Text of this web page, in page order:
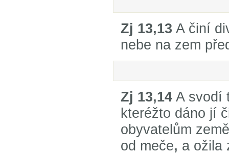
Zj 13,13 A činí
nebe na zem
Zj 13,14 A svodí
kteréžto dáno jí
obyvatelům země
od meče, a ožila